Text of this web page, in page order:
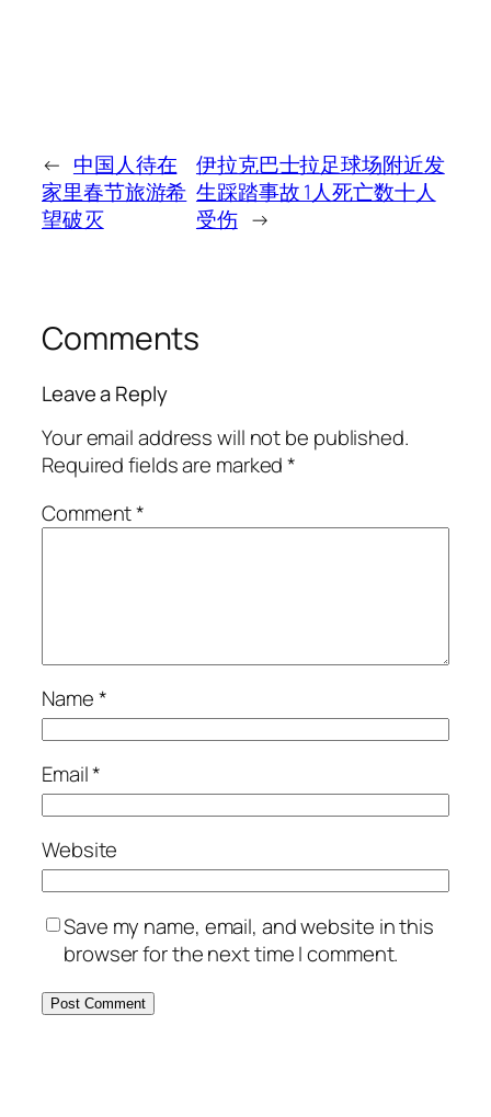
← 中国人待在
家里春节旅游希
望破灭
伊拉克巴士拉足球场附近发
生踩踏事故 1人死亡数十人
受伤 →
Comments
Leave a Reply
Your email address will not be published.
Required fields are marked*
Comment*
Name*
Email*
Website
Save my name, email, and website in this
browser for the next time I comment.